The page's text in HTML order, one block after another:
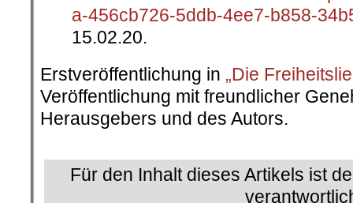
a-456cb726-5ddb-4ee7-b858-
15.02.20.
Erstveröffentlichung in „Die
Veröffentlichung mit freundlicher
Herausgebers und des Autors.
Für den Inhalt dieses Artikels ist